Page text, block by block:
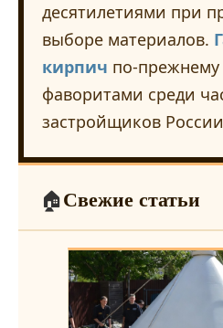
десятилетиями при
выборе материалов.
кирпич по-прежнему
фаворитами среди
застройщиков
🏠Свежие статьи